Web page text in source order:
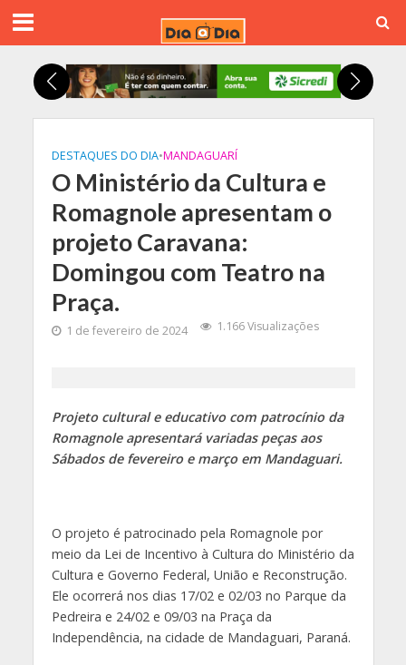
DESTAQUES DO DIA•MANDAGUARÍ
O Ministério da Cultura e
Romagnole apresentam o
projeto Caravana:
Domingou com Teatro na
Praça.
1 de fevereiro de 2024 1.166 Visualizações
Projeto cultural e educativo com patrocínio da
Romagnole apresentará variadas peças aos
Sábados de fevereiro e março em Mandaguari.
O projeto é patrocinado pela Romagnole por
meio da Lei de Incentivo à Cultura do Ministério da
Cultura e Governo Federal, União e Reconstrução.
Ele ocorrerá nos dias 17/02 e 02/03 no Parque da
Pedreira e 24/02 e 09/03 na Praça da
Independência, na cidade de Mandaguari, Paraná.